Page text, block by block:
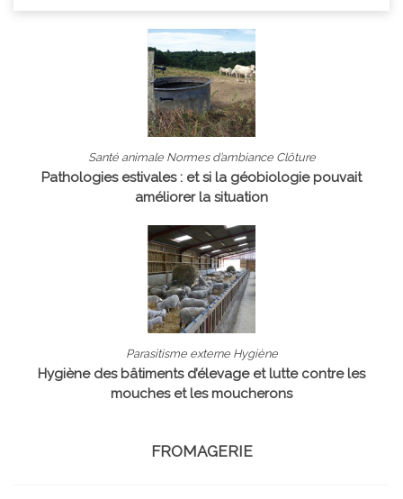
Santé animale Normes d’ambiance Clôture
Pathologies estivales : et si la géobiologie pouvait
améliorer la situation
Parasitisme externe Hygiène
Hygiène des bâtiments d’élevage et lutte contre les
mouches et les moucherons
FROMAGERIE